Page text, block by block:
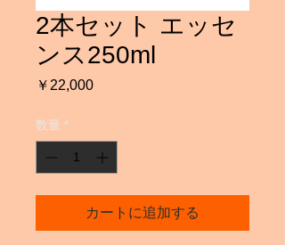
2本セット エッセ
ンス250ml
￥22,000価
数量 *
カートに追加する